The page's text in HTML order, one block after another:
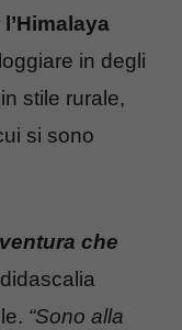
in degli
stile rurale,
si sono
che
“Sono alla